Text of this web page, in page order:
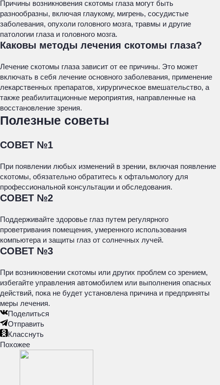
Причины возникновения скотомы глаза могут быть
разнообразны, включая глаукому, мигрень, сосудистые
заболевания, опухоли головного мозга, травмы и другие
патологии глаза и головного мозга.
Каковы методы лечения скотомы глаза?
Лечение скотомы глаза зависит от ее причины. Это может
включать в себя лечение основного заболевания, применение
лекарственных препаратов, хирургическое вмешательство, а
также реабилитационные мероприятия, направленные на
восстановление зрения.
Полезные советы
СОВЕТ №1
При появлении любых изменений в зрении, включая появление
скотомы, обязательно обратитесь к офтальмологу для
профессиональной консультации и обследования.
СОВЕТ №2
Поддерживайте здоровье глаз путем регулярного
проветривания помещения, умеренного использования
компьютера и защиты глаз от солнечных лучей.
СОВЕТ №3
При возникновении скотомы или других проблем со зрением,
избегайте управления автомобилем или выполнения опасных
действий, пока не будет установлена причина и предприняты
меры лечения.
Поделиться
Отправить
Класснуть
Похожее